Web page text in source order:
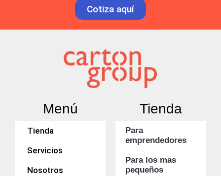
Cotiza aquí
Menú
Tienda
Servicios
Nosotros
Tienda
Para
emprendedores
Para los mas
pequeños